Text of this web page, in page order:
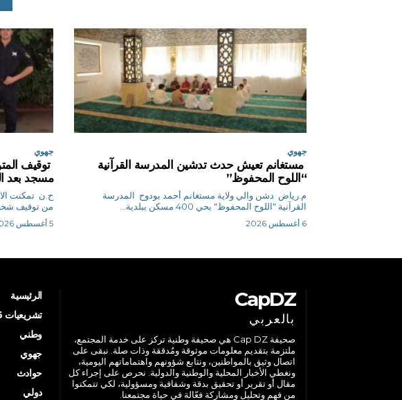
جهوي
مستغانم تعيش حدث تدشين المدرسة القرآنية
“اللوح المحفوظ”
م.رياض دشن والي ولاية مستغانم أحمد بودوح المدرسة
القرآنية "اللوح المحفوظ" بحي 400 مسكن ببلدية...
6 أغسطس 2026
جهوي
توقيف
مسجد بعد
ح.ن تمكنت
من توقيف
5 أغسطس 2026
CapDZ
بالعربي
صحيفة Cap DZ هي صحيفة وطنية تركز على خدمة المجتمع،
ملتزمة بتقديم معلومات موثوقة ومُدققة وذات صلة. نبقى على
اتصال وثيق بالمواطنين، ونتابع شؤونهم واهتماماتهم اليومية،
ونغطي الأخبار المحلية والوطنية والدولية. نحرص على إجراء كل
مقال أو تقرير أو تحقيق بدقة وشفافية ومسؤولية، لكي تتمكنوا
من فهم وتحليل ومشاركة فعّالة في حياة مجتمعنا.
الرئيسية
تشريعيات 2026
وطني
جهوي
حوادث
دولي